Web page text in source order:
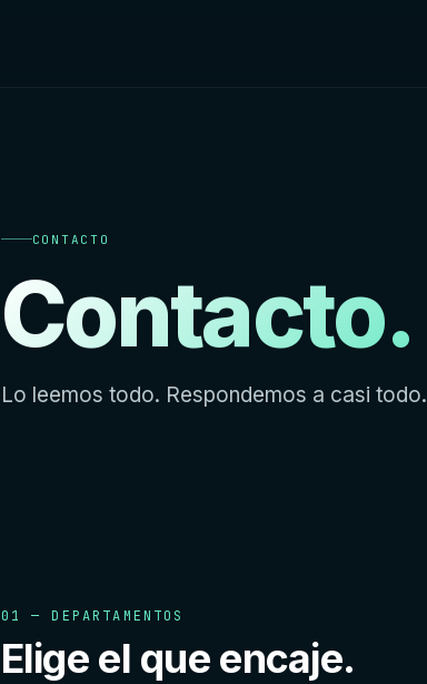
CONTACTO
Contacto.
Lo leemos todo. Respondemos a casi todo.
01 — DEPARTAMENTOS
Elige el que encaje.